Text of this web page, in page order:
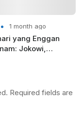
1 month ago
yang Enggan
Jokowi,
Required fields are